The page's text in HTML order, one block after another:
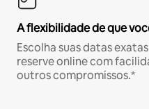
A flexibilidade de que
Escolha suas datas
reserve online com
outros compromissos.*